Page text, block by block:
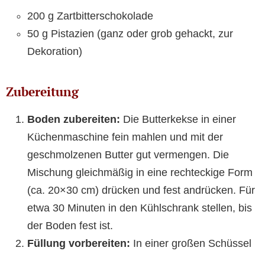
200 g Zartbitterschokolade
50 g Pistazien (ganz oder grob gehackt, zur
Dekoration)
Zubereitung
Boden zubereiten: Die Butterkekse in einer
Küchenmaschine fein mahlen und mit der
geschmolzenen Butter gut vermengen. Die
Mischung gleichmäßig in eine rechteckige Form
(ca. 20×30 cm) drücken und fest andrücken. Für
etwa 30 Minuten in den Kühlschrank stellen, bis
der Boden fest ist.
Füllung vorbereiten: In einer großen Schüssel